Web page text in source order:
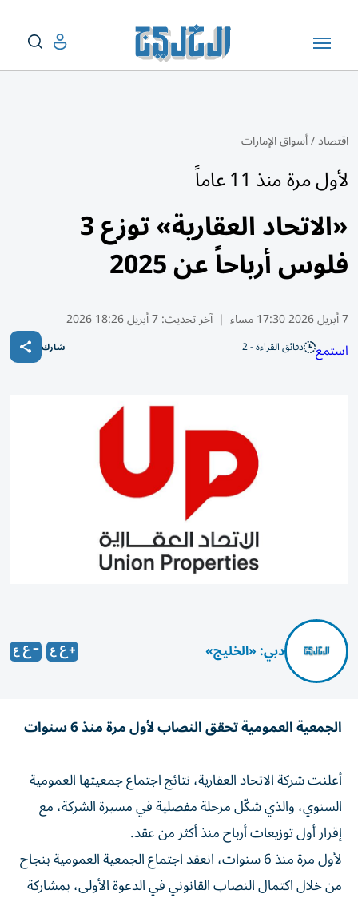
اقتصاد/أسواق الإمارات
لأول مرة منذ 11 عاماً
«الاتحاد العقارية» توزع 3
فلوس أرباحاً عن 2025
7 أبريل 2026 17:30 مساء | آخر تحديث:7 أبريل 18:26 2026
استمع دقائق القراءة - 2 شارك
دبي: «الخليج»
الجمعية العمومية تحقق النصاب لأول مرة منذ 6 سنوات
أعلنت شركة الاتحاد العقارية، نتائج اجتماع جمعيتها العمومية
السنوي، والذي شكّل مرحلة مفصلية في مسيرة الشركة، مع
إقرار أول توزيعات أرباح منذ أكثر من عقد.
لأول مرة منذ 6 سنوات، انعقد اجتماع الجمعية العمومية بنجاح
من خلال اكتمال النصاب القانوني في الدعوة الأولى، بمشاركة